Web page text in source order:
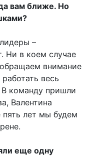
вам ближе. Но
–
Ни в коем случае
внимание
весь
команду пришли
Валентина
лет мы будем
еще одну